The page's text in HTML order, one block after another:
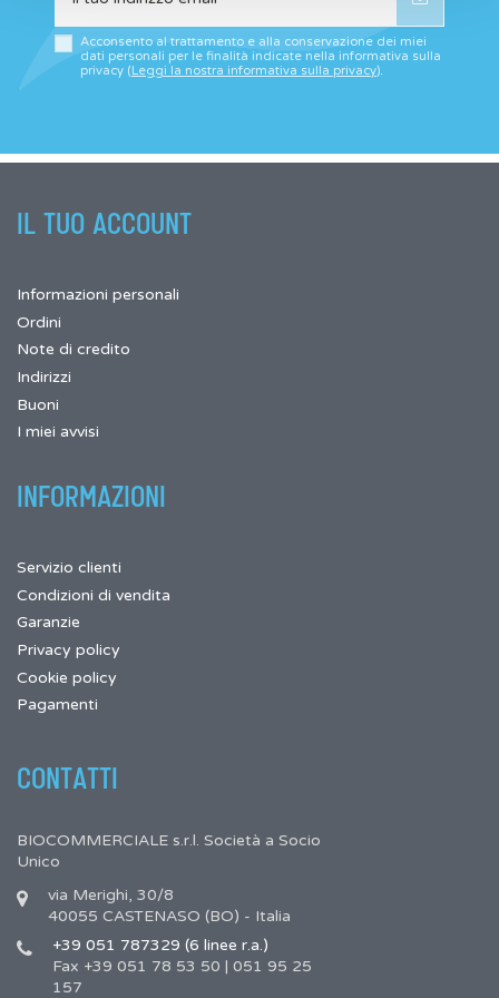
Acconsento al trattamento e alla conservazione dei miei
dati personali per le finalità indicate nella informativa sulla
privacy ( Leggi la nostra informativa sulla privacy).
IL TUO ACCOUNT
Informazioni personali
Ordini
Note di credito
Indirizzi
Buoni
I miei avvisi
INFORMAZIONI
Servizio clienti
Condizioni di vendita
Garanzie
Privacy policy
Cookie policy
Pagamenti
CONTATTI
BIOCOMMERCIALE s.r.l. Società a Socio
Unico
via Merighi, 30/8
40055 CASTENASO (BO) - Italia
+39 051 787329 (6 linee r.a.)
Fax +39 051 78 53 50 | 051 95 25
157